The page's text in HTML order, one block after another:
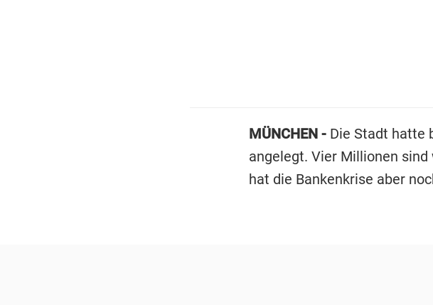
MÜNCHEN -Die Stadt hatte
angelegt. Vier Millionen
hat die Bankenkrise aber